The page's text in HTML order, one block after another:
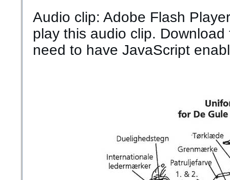
Audio clip: Adobe Flash
play this audio clip.
need to have JavaScript